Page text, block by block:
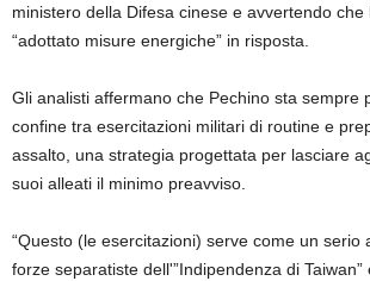
ministero della Difesa cinese e avvertendo che
“adottato misure energiche” in risposta.
Gli analisti affermano che Pechino sta sempre
confine tra esercitazioni militari di routine e
assalto, una strategia progettata per lasciare
suoi alleati il ​​minimo preavviso.
“Questo (le esercitazioni) serve come ‍un serio
forze separatiste dell'”Indipendenza di